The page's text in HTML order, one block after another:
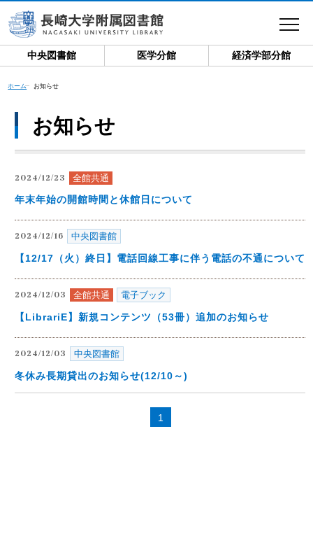
中央図書館 医学分館 経済学部分館
toggle
ホーム お知らせ
お知らせ
2024/12/23 全館共通
年末年始の開館時間と休館日について
2024/12/16 中央図書館
【12/17（火）終日】電話回線工事に伴う電話の不通について
2024/12/03 全館共通 電子ブック
【LibrariE】新規コンテンツ（53冊）追加のお知らせ
2024/12/03 中央図書館
冬休み長期貸出のお知らせ(12/10～)
1